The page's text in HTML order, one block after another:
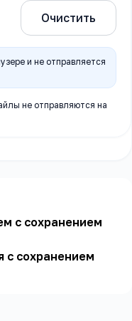
Очистить
и не отправляется
не отправляются на
с сохранением
с сохранением